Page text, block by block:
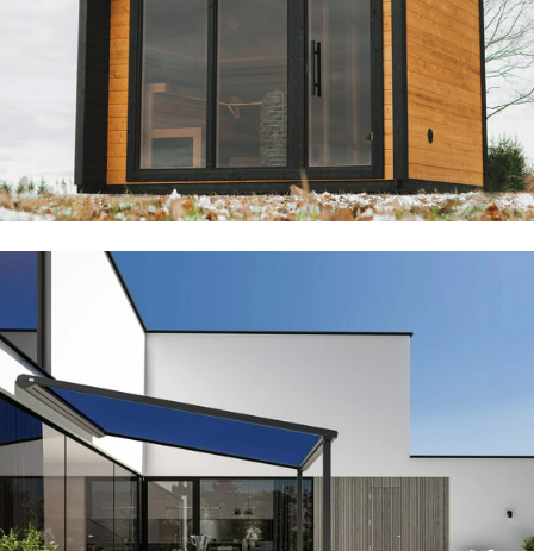
Outdoor-
Sauna